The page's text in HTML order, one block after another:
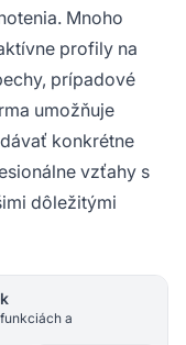
Mnoho
profily na
prípadové
umožňuje
konkrétne
vzťahy s
dôležitými
a